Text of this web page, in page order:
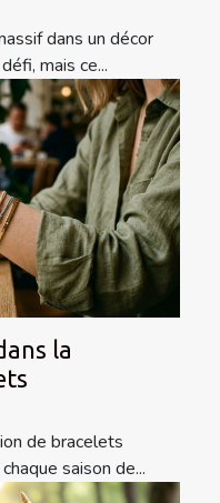
dans un décor
mais ce...
la
de bracelets
saison de...